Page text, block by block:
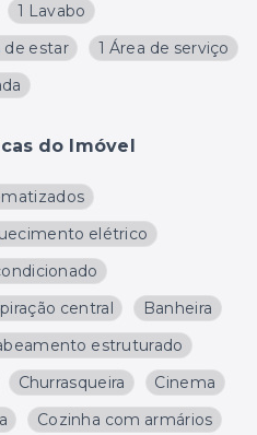
1 Lavabo
de estar
1 Área de serviço
do Imóvel
elétrico
central
Banheira
estruturado
Churrasqueira
Cinema
Cozinha com armários